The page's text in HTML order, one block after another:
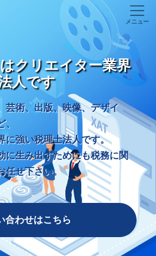
クリエイター業界
人です
芸術、出版、映像、デザイ
に強い税理士法人です。
に生み出すためにも税務に関
任せ下さい。
合わせはこちら